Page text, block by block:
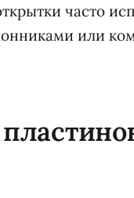
часто
или